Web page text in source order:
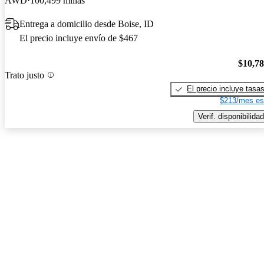
Entrega a domicilio desde Boise, ID
El precio incluye envío de $467
Trato justo
El precio incluye tasas
$213/mes
Verif. disponibilidad